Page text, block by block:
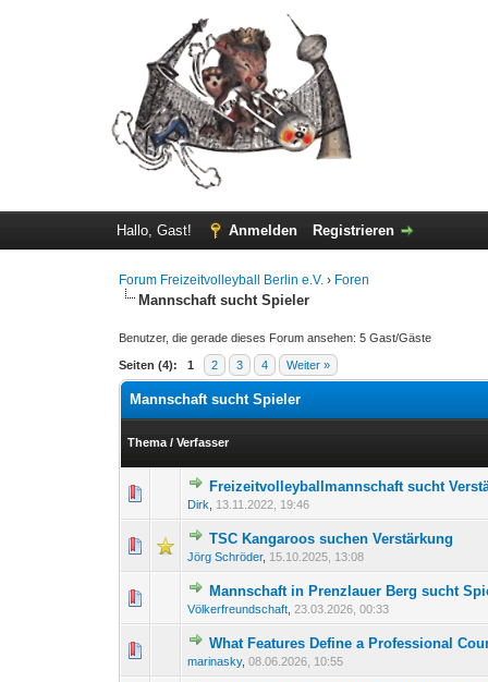
Hallo, Gast! Anmelden Registrieren
Forum Freizeitvolleyball Berlin e.V. › Foren
Mannschaft sucht Spieler
Benutzer, die gerade dieses Forum ansehen: 5 Gast/Gäste
Seiten (4): 1 2 3 4 Weiter »
Mannschaft sucht Spieler
Thema /Verfasser
Freizeitvolleyballmannschaft sucht
Dirk 13.11.2022, 19:46
1 Bewertung(en)
12
TSC Kangaroos suchen Verstärkung
Jörg Schröder, 15.10.2025, 13:08
1 Bewertung(en)
Mannschaft in Prenzlauer Berg sucht
Völkerfreundschaft ,23.03.2026, 00:33
0 Bewertung(en) - 0 12
What Features Define a Professional
marinasky,08.06.2026, 10:55
0 Bewertung(en) - 0 12